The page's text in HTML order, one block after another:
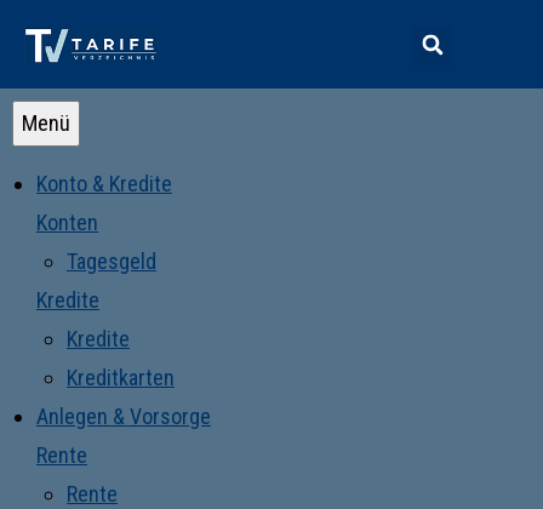
Menü
Konto & Kredite
Konten
Tagesgeld
Kredite
Kredite
Kreditkarten
Anlegen & Vorsorge
Rente
Rente